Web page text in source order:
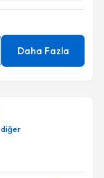
Daha Fazla
diğer